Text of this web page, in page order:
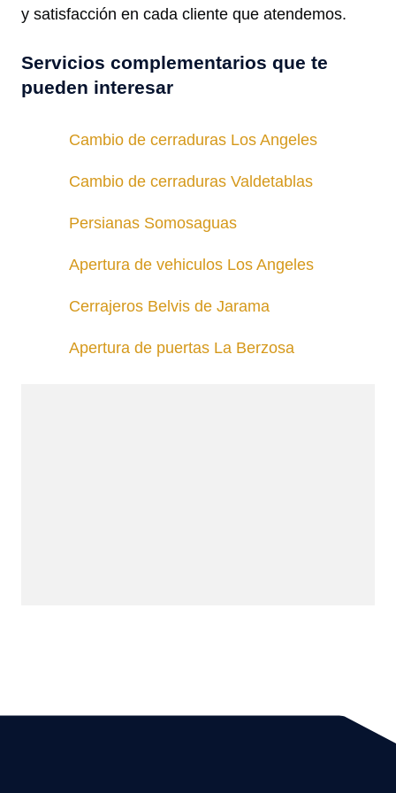
y satisfacción en cada cliente que atendemos.
Servicios complementarios que te
pueden interesar
Cambio de cerraduras Los Angeles
Cambio de cerraduras Valdetablas
Persianas Somosaguas
Apertura de vehiculos Los Angeles
Cerrajeros Belvis de Jarama
Apertura de puertas La Berzosa